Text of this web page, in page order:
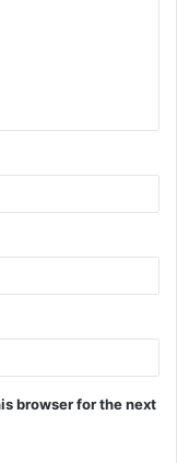
browser for the next